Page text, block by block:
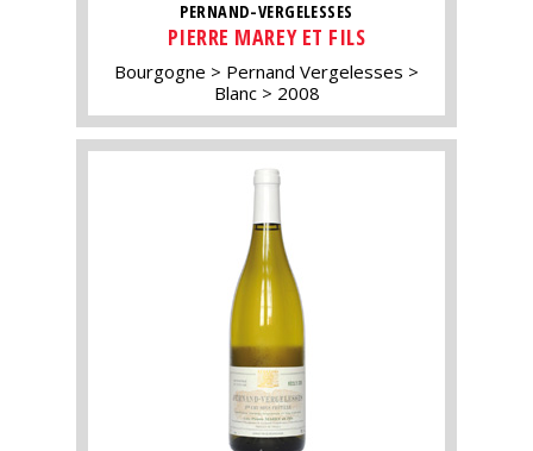
PERNAND-VERGELESSES
PIERRE MAREY ET FILS
Bourgogne
Pernand Vergelesses
Blanc
2008